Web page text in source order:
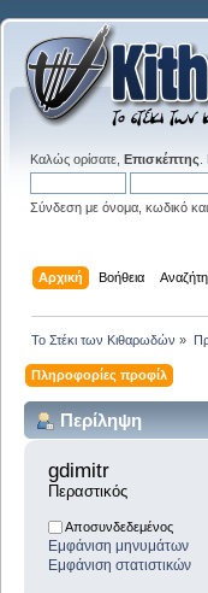
Καλώς ορίσατε, Επισκέπτης
Σύνδεση με όνομα, κωδικό
Αρχική Βοήθεια
Το Στέκι των Κιθαρωδών »
Πληροφορίες προφίλ
Περίληψη
gdimitr
Περαστικός
Αποσυνδεδεμένος
Εμφάνιση μηνυμάτων
Εμφάνιση στατιστικών